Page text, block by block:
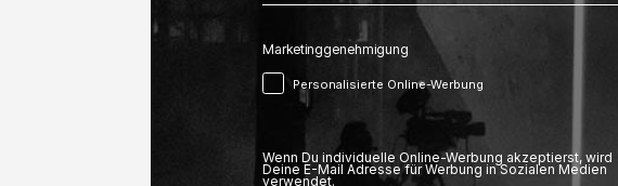
Marketinggenehmigung
Personalisierte Online-Werbung
Wenn Du individuelle Online-Werbung akzeptierst, wird
Deine E-Mail Adresse für Werbung in Sozialen Medien
verwendet.